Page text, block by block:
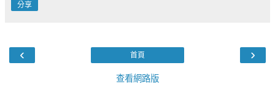
分享
‹ ›
首頁
查看網路版